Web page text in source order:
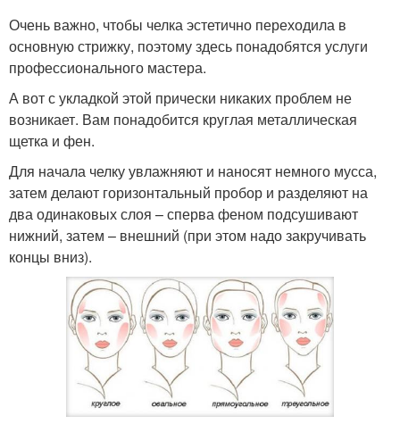
Очень важно, чтобы челка эстетично переходила в
основную стрижку, поэтому здесь понадобятся услуги
профессионального мастера.
А вот с укладкой этой прически никаких проблем не
возникает. Вам понадобится круглая металлическая
щетка и фен.
Для начала челку увлажняют и наносят немного мусса,
затем делают горизонтальный пробор и разделяют на
два одинаковых слоя – сперва феном подсушивают
нижний, затем – внешний (при этом надо закручивать
концы вниз).